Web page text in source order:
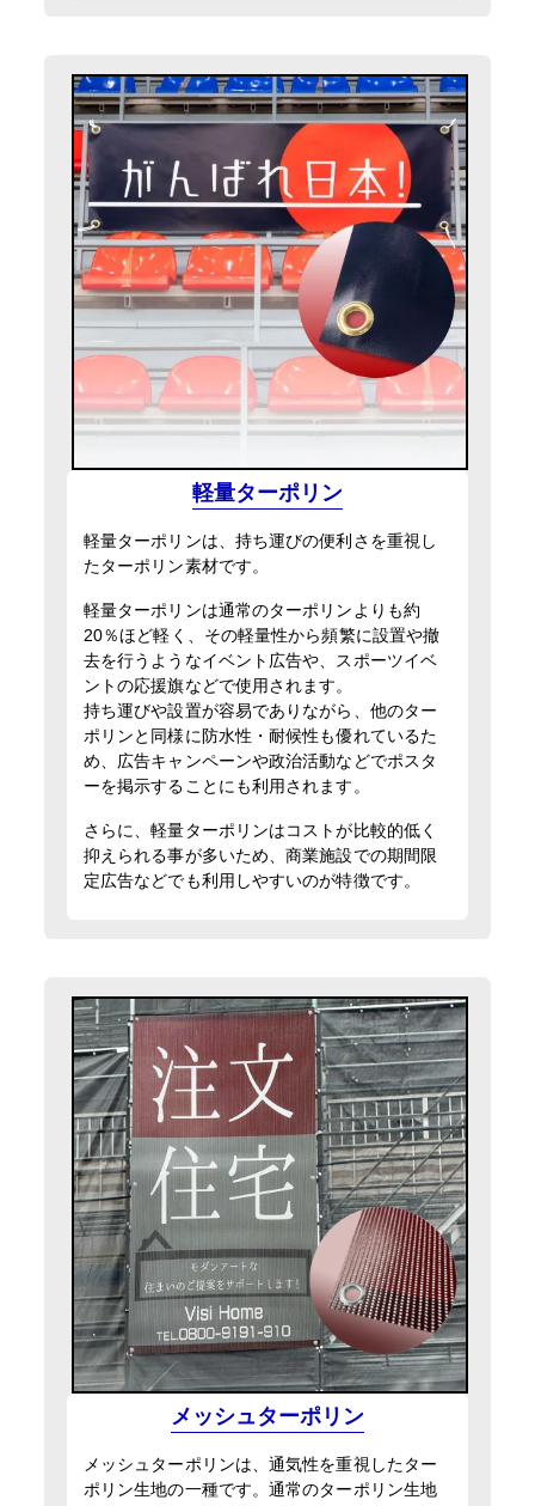
軽量ターポリン
軽量ターポリンは、持ち運びの便利さを重視し
たターポリン素材です。
軽量ターポリンは通常のターポリンよりも約
20％ほど軽く、その軽量性から頻繁に設置や撤
去を行うようなイベント広告や、スポーツイベ
ントの応援旗などで使用されます。
持ち運びや設置が容易でありながら、他のター
ポリンと同様に防水性・耐候性も優れているた
め、広告キャンペーンや政治活動などでポスタ
ーを掲示することにも利用されます。
さらに、軽量ターポリンはコストが比較的低く
抑えられる事が多いため、商業施設での期間限
定広告などでも利用しやすいのが特徴です。
メッシュターポリン
メッシュターポリンは、通気性を重視したター
ポリン生地の一種です。通常のターポリン生地